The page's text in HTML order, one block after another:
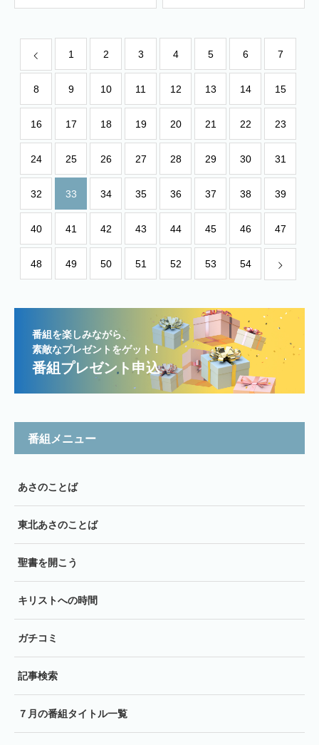
1 2 3 4 5 6 7
8 9 10 11 12 13 14 15
16 17 18 19 20 21 22 23
24 25 26 27 28 29 30 31
32 33 34 35 36 37 38 39
40 41 42 43 44 45 46 47
48 49 50 51 52 53 54
番組を楽しみながら、
素敵なプレゼントをゲット！
番組プレゼント申込
番組メニュー
あさのことば
東北あさのことば
聖書を開こう
キリストへの時間
ガチコミ
記事検索
７月の番組タイトル一覧